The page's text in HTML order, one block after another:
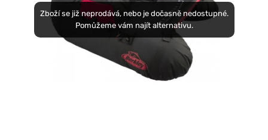
Zboží se již neprodává, nebo je dočasně nedostupné.
Pomůžeme vám najít alternativu.